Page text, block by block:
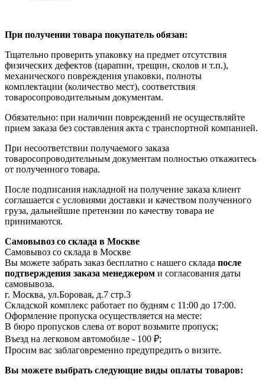
При получении товара покупатель обязан:
Тщательно проверить упаковку на предмет отсутствия
физических дефектов (царапин, трещин, сколов и т.п.),
механического повреждения упаковки, полноты
комплектации (количество мест), соответствия
товаросопроводительным документам.
Обязательно: при наличии повреждений не осуществляйте
прием заказа без составления акта с транспортной компанией.
При несоответствии получаемого заказа
товаросопроводительным документам полностью откажитесь
от полученного товара.
После подписания накладной на получение заказа клиент
соглашается с условиями доставки и качеством полученного
груза, дальнейшие претензии по качеству товара не
принимаются.
Самовывоз со склада в Москве
Самовывоз со склада в Москве
Вы можете забрать заказ бесплатно с нашего склада после
подтверждения заказа менеджером и согласования даты
самовывоза.
г. Москва, ул.Боровая, д.7 стр.3
Складской комплекс работает по будням с 11:00 до 17:00.
Оформление пропуска осуществляется на месте:
В бюро пропусков слева от ворот возьмите пропуск;
Въезд на легковом автомобиле - 100 ₽;
Просим вас заблаговременно предупредить о визите.
Вы можете выбрать следующие виды оплаты товаров: